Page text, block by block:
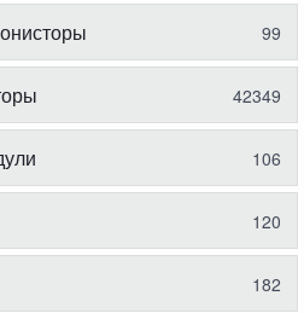
99
42349
106
120
182